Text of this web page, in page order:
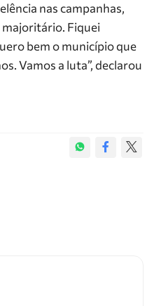
nas campanhas,
Fiquei
bem o município que
Vamos a luta”, declarou